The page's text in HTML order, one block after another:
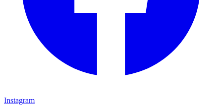
Instagram